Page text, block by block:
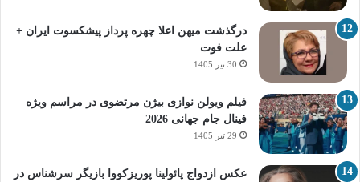
درگذشت میهن اعلا چهره پرداز پیشکسوت ایران +
علت فوت
30 تیر 1405
فیلم ویولن نوازی بیژن مرتضوی در مراسم ویژه
فینال جام جهانی 2026
29 تیر 1405
عکس ازدواج پائولینا پوریزکووا بازیگر سرشناس در